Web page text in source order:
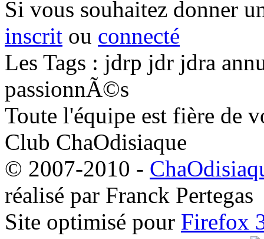
Si vous souhaitez donner
inscrit ou connecté
Les Tags : jdrp jdr jdra
passionnÃ©s
Toute l'équipe est fière de
Club ChaOdisiaque
© 2007-2010 -
réalisé par Franck Pertegas
Site optimisé pour Firefox